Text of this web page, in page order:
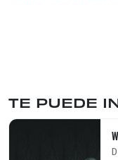
TE PUEDE